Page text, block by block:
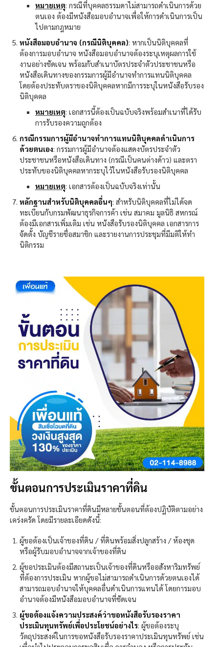
หมายเหตุ: กรณีที่บุคคลธรรมดาไม่สามารถดำเนินการด้วย
ตนเอง ต้องมีหนังสือมอบอำนาจเพื่อให้การดำเนินการเป็น
ไปตามกฎหมาย
หนังสือมอบอำนาจ (กรณีนิติบุคคล): หากเป็นนิติบุคคลที่
ต้องการมอบอำนาจ หนังสือมอบอำนาจต้องระบุเหตุผลการใช้
งานอย่างชัดเจน พร้อมกับสำเนาบัตรประจำตัวประชาชนหรือ
หนังสือเดินทางของกรรมการผู้มีอำนาจทำการแทนนิติบุคคล
โดยต้องประทับตราของนิติบุคคลหากมีการระบุในหนังสือรับรอง
นิติบุคคล
หมายเหตุ: เอกสารนี้ต้องเป็นฉบับจริงพร้อมสำเนาที่ได้รับ
การรับรองความถูกต้อง
กรณีกรรมการผู้มีอำนาจทำการแทนนิติบุคคลดำเนินการ
ด้วยตนเอง: กรรมการผู้มีอำนาจต้องแสดงบัตรประจำตัว
ประชาชนหรือหนังสือเดินทาง (กรณีเป็นคนต่างด้าว) และตรา
ประทับของนิติบุคคลหากระบุไว้ในหนังสือรับรองนิติบุคคล
หมายเหตุ: เอกสารต้องเป็นฉบับจริงเท่านั้น
หลักฐานสำหรับนิติบุคคลอื่นๆ: สำหรับนิติบุคคลที่ไม่ได้จด
ทะเบียนกับกรมพัฒนาธุรกิจการค้า เช่น สมาคม มูลนิธิ สหกรณ์
ต้องมีเอกสารเพิ่มเติม เช่น หนังสือรับรองนิติบุคคล เอกสารการ
จัดตั้ง บัญชีรายชื่อสมาชิก และรายงานการประชุมที่มีมติให้ทำ
นิติกรรม
ขั้นตอนการประเมินราคาที่ดิน
ขั้นตอนการประเมินราคาที่ดินมีหลายขั้นตอนที่ต้องปฏิบัติตามอย่าง
เคร่งครัด โดยมีรายละเอียดดังนี้:
ผู้ขอต้องเป็นเจ้าของที่ดิน / ที่ดินพร้อมสิ่งปลูกสร้าง / ห้องชุด
หรือผู้รับมอบอำนาจจากเจ้าของที่ดิน
ผู้ขอประเมินต้องมีสถานะเป็นเจ้าของที่ดินหรืออสังหาริมทรัพย์
ที่ต้องการประเมิน หากผู้ขอไม่สามารถดำเนินการด้วยตนเองได้
สามารถมอบอำนาจให้บุคคลอื่นดำเนินการแทนได้ โดยการมอบ
อำนาจต้องมีหนังสือมอบอำนาจที่ชัดเจน
ผู้ขอต้องแจ้งความประสงค์ว่าขอหนังสือรับรองราคา
ประเมินทุนทรัพย์เพื่อประโยชน์อย่างไร: ผู้ขอต้องระบุ
วัตถุประสงค์ในการขอหนังสือรับรองราคาประเมินทุนทรัพย์ เช่น